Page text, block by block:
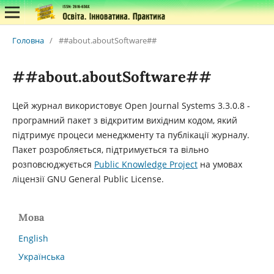
Головна / ##about.aboutSoftware##
##about.aboutSoftware##
Цей журнал використовує Open Journal Systems 3.3.0.8 -
програмний пакет з відкритим вихідним кодом, який
підтримує процеси менеджменту та публікації журналу.
Пакет розробляється, підтримується та вільно
розповсюджується Public Knowledge Projectна умовах
ліцензії GNU General Public License.
Мова
English
Українська